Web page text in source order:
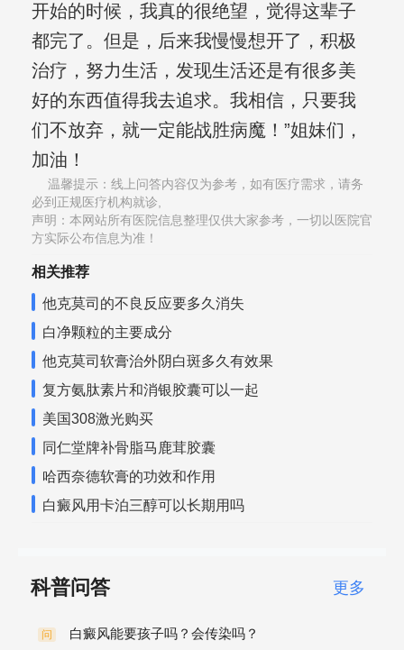
开始的时候，我真的很绝望，觉得这辈子
都完了。但是，后来我慢慢想开了，积极
治疗，努力生活，发现生活还是有很多美
好的东西值得我去追求。我相信，只要我
们不放弃，就一定能战胜病魔！”姐妹们，
加油！
温馨提示：线上问答内容仅为参考，如有医疗需求，请务
必到正规医疗机构就诊,
声明：本网站所有医院信息整理仅供大家参考，一切以医院官
方实际公布信息为准！
相关推荐
他克莫司的不良反应要多久消失
白净颗粒的主要成分
他克莫司软膏治外阴白斑多久有效果
复方氨肽素片和消银胶囊可以一起
美国308激光购买
同仁堂牌补骨脂马鹿茸胶囊
哈西奈德软膏的功效和作用
白癜风用卡泊三醇可以长期用吗
科普问答 更多
问 白癜风能要孩子吗？会传染吗？